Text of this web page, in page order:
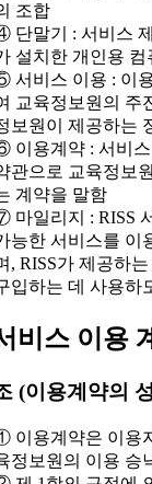
조합
단말기 : 서비스
설치한 개인용 컴
서비스 이용 : 이
교육정보원의 주
보원이 제공하는
이용계약 : 서비스
관으로 교육정보
계약을 말함
마일리지 : RISS
능한 서비스를 이
, RISS가 제공하
입하는 데 사용하
비스 이용
(이용계약의
이용계약은 이용
정보원의 이용 승